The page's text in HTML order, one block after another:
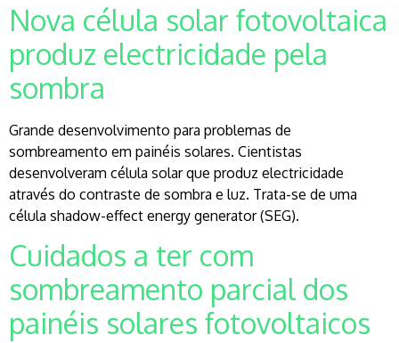
Nova célula solar fotovoltaica
produz electricidade pela
sombra
Grande desenvolvimento para problemas de
sombreamento em painéis solares. Cientistas
desenvolveram célula solar que produz electricidade
através do contraste de sombra e luz. Trata-se de uma
célula shadow-effect energy generator (SEG).
Cuidados a ter com
sombreamento parcial dos
painéis solares fotovoltaicos